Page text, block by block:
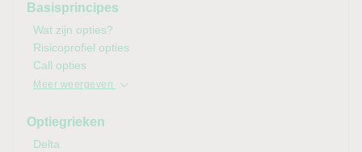
Basisprincipes
Wat zijn opties?
Risicoprofiel opties
Call opties
Meer weergeven
Optiegrieken
Delta